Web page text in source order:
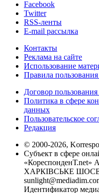
Facebook
Twitter
RSS-ленты
E-mail рассылка
Контакты
Реклама на сайте
Использование
Правила
Договор
Политика в сфере
данных
Пользовательское
Редакция
© 2000-2026,
Субъект в сфере
«КореспонденТ.net»
ХАРКІВСЬКЕ ШОСЕ,
Идентификатор